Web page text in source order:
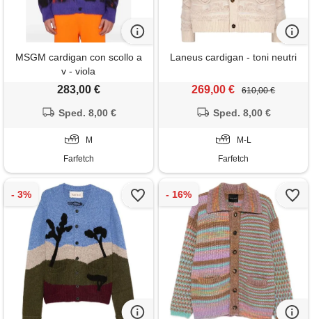
MSGM cardigan con scollo a
v - viola
283,00 €
Sped. 8,00 €
M
Farfetch
Laneus cardigan - toni neutri
269,00 € 610,00 €
Sped. 8,00 €
M-L
Farfetch